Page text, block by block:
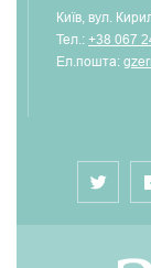
Київ, вул.
Тел.: +38 067
Ел.пошта: